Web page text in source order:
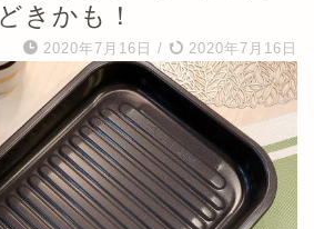
きかも！
2020年7月16日 / 2020年7月16日